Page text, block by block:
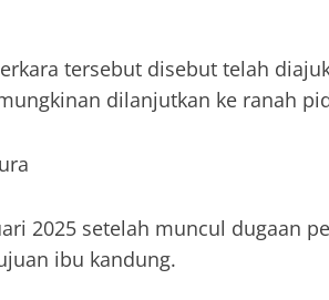
tersebut disebut telah
dilanjutkan ke ranah
2025 setelah muncul dugaan
ibu kandung.